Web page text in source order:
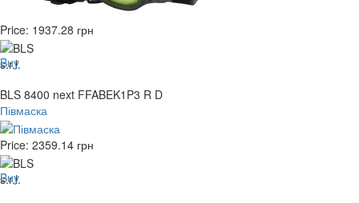
Price: 1937.28 грн
Buy
BLS 8400 next FFABEK1P3 R D
Півмаска
Price: 2359.14 грн
Buy